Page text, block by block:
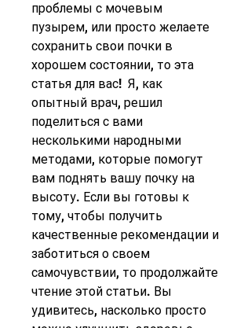
проблемы с мочевым
пузырем, или просто желаете
сохранить свои почки в
хорошем состоянии, то эта
статья для вас!  Я, как
опытный врач, решил
поделиться с вами
несколькими народными
методами, которые помогут
вам поднять вашу почку на
высоту. Если вы готовы к
тому, чтобы получить
качественные рекомендации и
заботиться о своем
самочувствии, то продолжайте
чтение этой статьи. Вы
удивитесь, насколько просто